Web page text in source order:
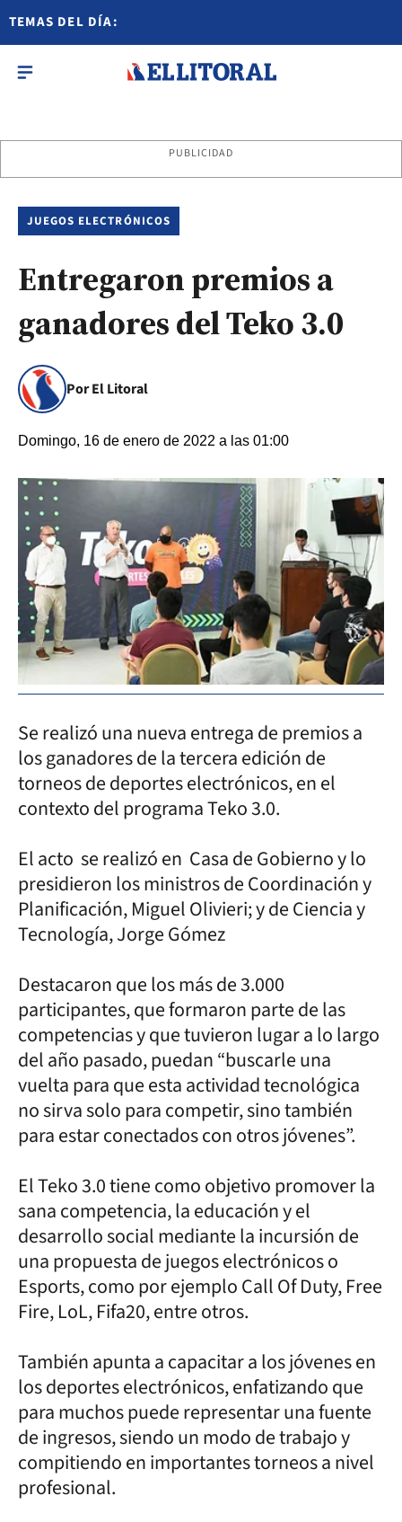
TEMAS DEL DÍA:
PUBLICIDAD
JUEGOS ELECTRÓNICOS
Entregaron premios a
ganadores del Teko 3.0
Por El Litoral
Domingo, 16 de enero de 2022 a las 01:00
Se realizó una nueva entrega de premios a
los ganadores de la tercera edición de
torneos de deportes electrónicos, en el
contexto del programa Teko 3.0.
El acto se realizó en Casa de Gobierno y lo
presidieron los ministros de Coordinación y
Planificación, Miguel Olivieri; y de Ciencia y
Tecnología, Jorge Gómez
Destacaron que los más de 3.000
participantes, que formaron parte de las
competencias y que tuvieron lugar a lo largo
del año pasado, puedan “buscarle una
vuelta para que esta actividad tecnológica
no sirva solo para competir, sino también
para estar conectados con otros jóvenes”.
El Teko 3.0 tiene como objetivo promover la
sana competencia, la educación y el
desarrollo social mediante la incursión de
una propuesta de juegos electrónicos o
Esports, como por ejemplo Call Of Duty, Free
Fire, LoL, Fifa20, entre otros.
También apunta a capacitar a los jóvenes en
los deportes electrónicos, enfatizando que
para muchos puede representar una fuente
de ingresos, siendo un modo de trabajo y
compitiendo en importantes torneos a nivel
profesional.